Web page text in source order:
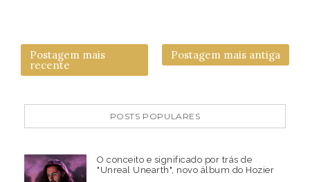
Postagem mais
recente
Postagem mais antiga
POSTS POPULARES
O conceito e significado por trás de
"Unreal Unearth", novo álbum do Hozier